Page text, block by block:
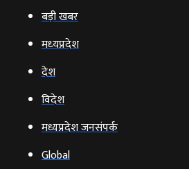
बड़ी खबर
मध्‍यप्रदेश
देश
विदेश
मध्यप्रदेश जनसंपर्क
Global